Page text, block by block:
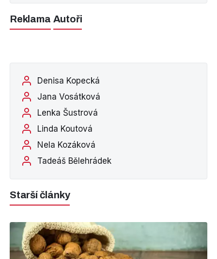
Reklama Autoři
Denisa Kopecká
Jana Vosátková
Lenka Šustrová
Linda Koutová
Nela Kozáková
Tadeáš Bělehrádek
Starší články